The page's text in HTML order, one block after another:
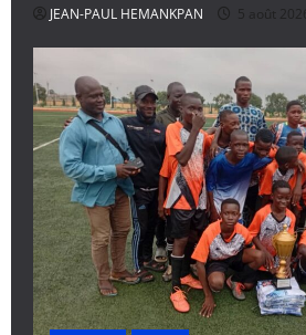
JEAN-PAUL HEMANKPAN 5 août 2026